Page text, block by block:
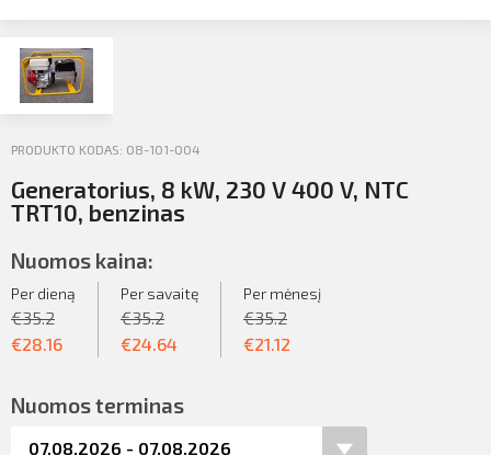
PRODUKTO KODAS: 08-101-004
Generatorius, 8 kW, 230 V 400 V, NTC
TRT10, benzinas
Nuomos kaina:
Per dieną
€35.2
€28.16
Per savaitę
€35.2
€24.64
Per mėnesį
€35.2
€21.12
Nuomos terminas